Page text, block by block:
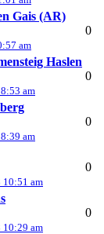
Gais (AR)
am
0
Haslen
am
0
am
0
10:51 am
0
10:29 am
0